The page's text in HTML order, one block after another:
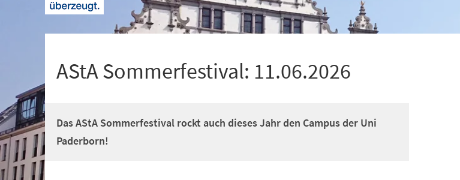
AStA Sommerfestival: 11.06.2026
Das AStA Sommerfestival rockt auch dieses Jahr den Campus der Uni
Paderborn!